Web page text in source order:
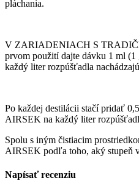
pláchania.
V ZARIADENIACH S
prvom použití dajte dávku 1 ml
každý liter rozpúšťadla
Po každej destilácii stačí pridať
AIRSEK na každý liter
Spolu s iným čistiacim
AIRSEK podľa toho, aký stupeň
Napísať recenziu